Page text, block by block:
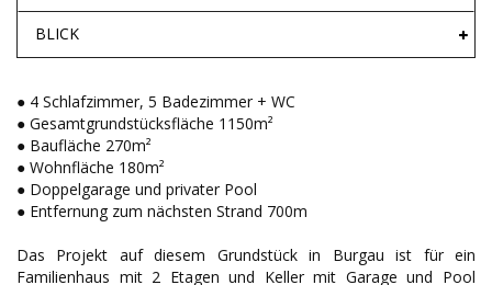
BLICK
● 4 Schlafzimmer, 5 Badezimmer + WC
● Gesamtgrundstücksfläche 1150m²
● Baufläche 270m²
● Wohnfläche 180m²
● Doppelgarage und privater Pool
● Entfernung zum nächsten Strand 700m
Das Projekt auf diesem Grundstück in Burgau ist für ein
Familienhaus mit 2 Etagen und Keller mit Garage und Pool